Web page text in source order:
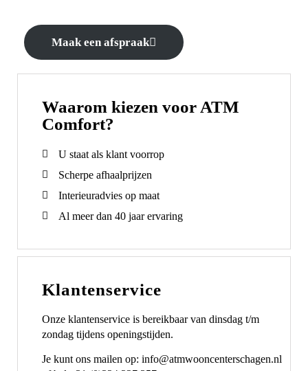
Maak een afspraak
Waarom kiezen voor ATM
Comfort?
U staat als klant voorrop
Scherpe afhaalprijzen
Interieuradvies op maat
Al meer dan 40 jaar ervaring
Klantenservice
Onze klantenservice is bereikbaar van dinsdag t/m
zondag tijdens openingstijden.
Je kunt ons mailen op: info@atmwooncenterschagen.nl